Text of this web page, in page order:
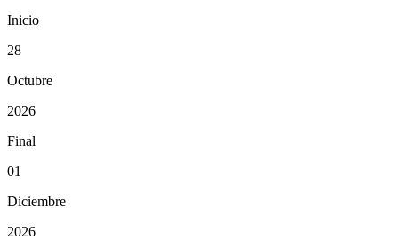
Inicio
28
Octubre
2026
Final
01
Diciembre
2026